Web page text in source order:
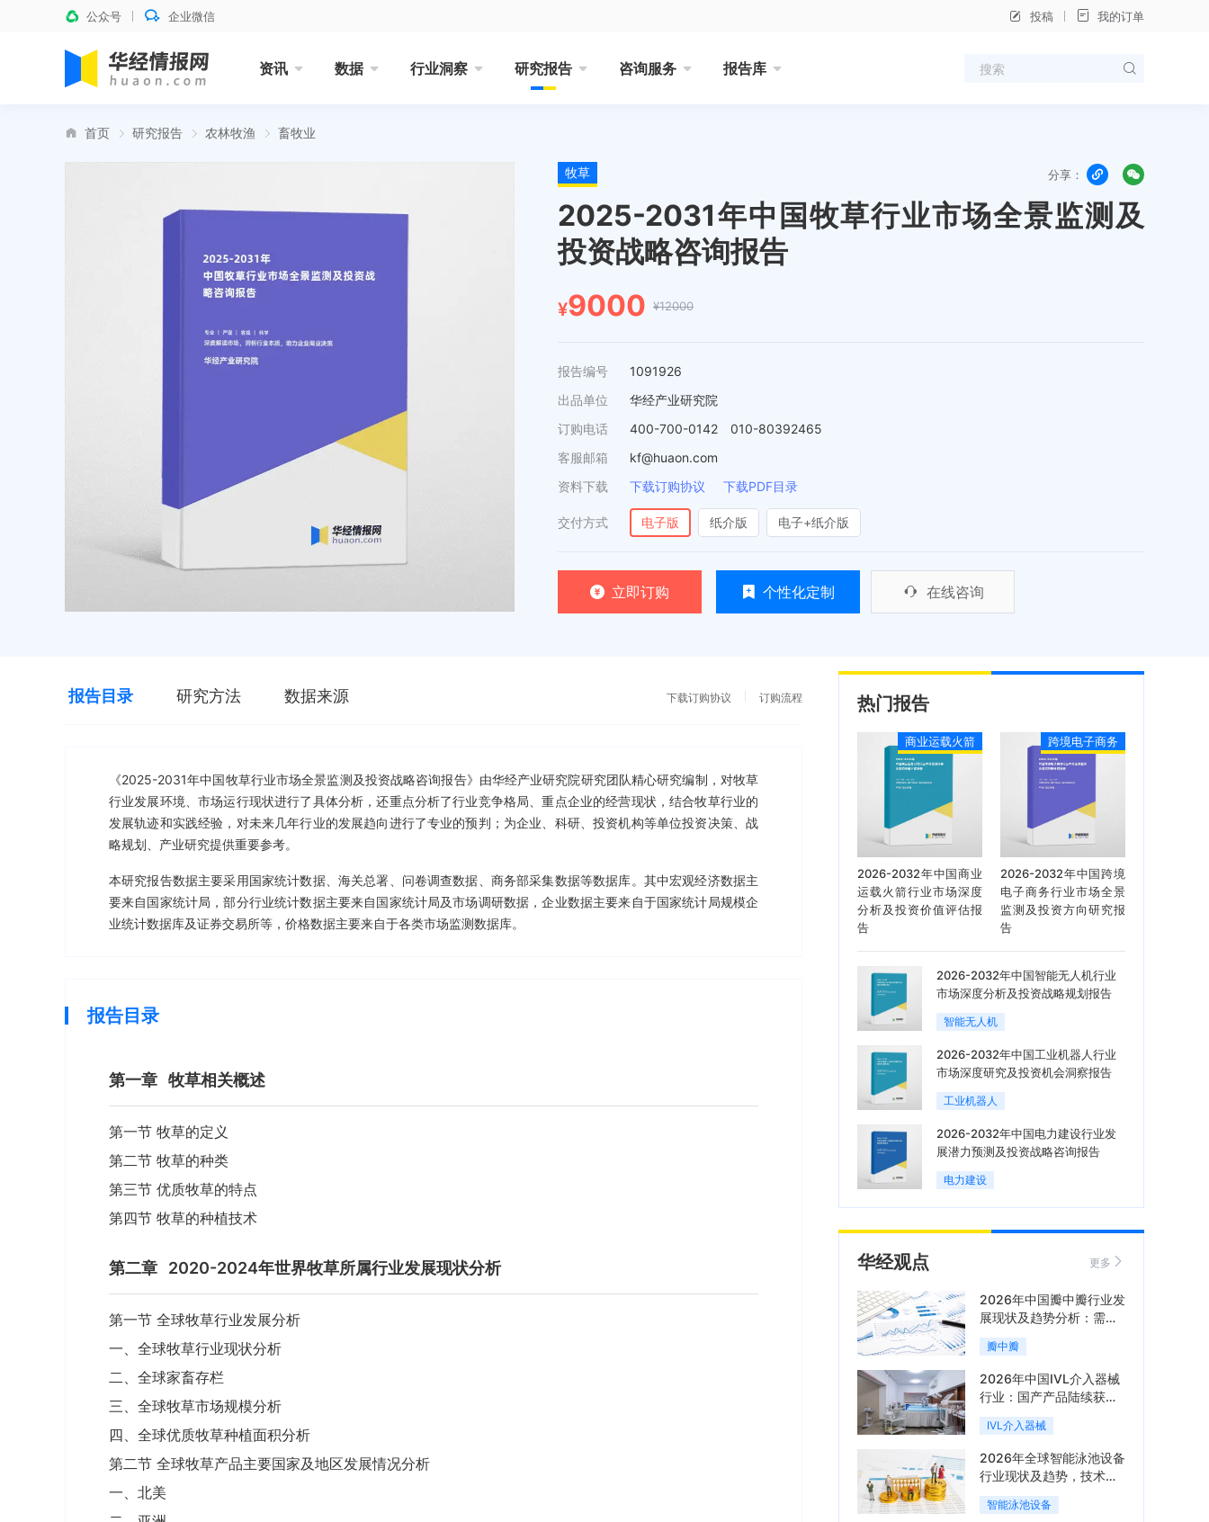
公众号 企业微信 投稿 我的订单
资讯 数据 行业洞察 研究报告 咨询服务 报告库
首页 研究报告 农林牧渔 畜牧业
牧草 分享：
2025-2031年中国牧草行业市场全景监测及
投资战略咨询报告
¥9000 ¥12000
报告编号
1091926
出品单位
华经产业研究院
订购电话
400-700-0142 010-80392465
客服邮箱
kf@huaon.com
资料下载
下载订购协议 下载PDF目录
交付方式 电子版 纸介版 电子+纸介版
立即订购 个性化定制 在线咨询
报告目录 研究方法 数据来源 下载订购协议 订购流程
《2025-2031年中国牧草行业市场全景监测及投资战略咨询报告》由华经产业研究院研究团队精心研究编制，对牧草
行业发展环境、市场运行现状进行了具体分析，还重点分析了行业竞争格局、重点企业的经营现状，结合牧草行业的
发展轨迹和实践经验，对未来几年行业的发展趋向进行了专业的预判；为企业、科研、投资机构等单位投资决策、战
略规划、产业研究提供重要参考。
本研究报告数据主要采用国家统计数据、海关总署、问卷调查数据、商务部采集数据等数据库。其中宏观经济数据主
要来自国家统计局，部分行业统计数据主要来自国家统计局及市场调研数据，企业数据主要来自于国家统计局规模企
业统计数据库及证券交易所等，价格数据主要来自于各类市场监测数据库。
报告目录
第一章 牧草相关概述
第一节 牧草的定义
第二节 牧草的种类
第三节 优质牧草的特点
第四节 牧草的种植技术
第二章 2020-2024年世界牧草所属行业发展现状分析
第一节 全球牧草行业发展分析
一、全球牧草行业现状分析
二、全球家畜存栏
三、全球牧草市场规模分析
四、全球优质牧草种植面积分析
第二节 全球牧草产品主要国家及地区发展情况分析
一、北美
热门报告
商业运载火箭
2026-2032年中国商业
运载火箭行业市场深度
分析及投资价值评估报
告
跨境电子商务
2026-2032年中国跨境
电子商务行业市场全景
监测及投资方向研究报
告
2026-2032年中国智能无人机行业
市场深度分析及投资战略规划报告
智能无人机
2026-2032年中国工业机器人行业
市场深度研究及投资机会洞察报告
工业机器人
2026-2032年中国电力建设行业发
展潜力预测及投资战略咨询报告
电力建设
华经观点 更多
2026年中国瓣中瓣行业发
展现状及趋势分析：需求
可持续释放，市场发展前
景良好「图」
瓣中瓣
2026年中国IVL介入器械
行业：国产产品陆续获
批，市场将进入持续高增
长阶段「图」
IVL介入器械
2026年全球智能泳池设备
行业现状及趋势，技术端
朝着系统集成、绿色节能
方向迭代「图」
智能泳池设备